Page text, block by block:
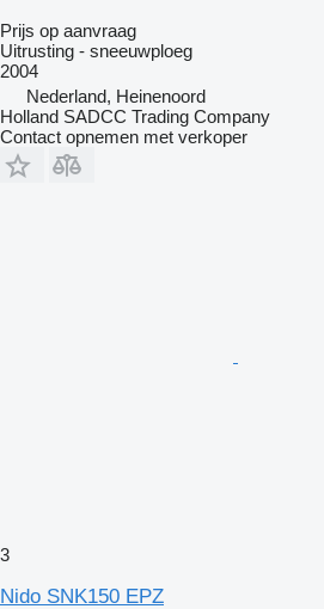
Prijs op aanvraag
Uitrusting - sneeuwploeg
2004
Nederland, Heinenoord
Holland SADCC Trading Company
Contact opnemen met verkoper
3
Nido SNK150 EPZ